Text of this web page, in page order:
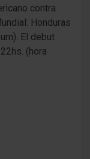
contra
Honduras
El debut
(hora